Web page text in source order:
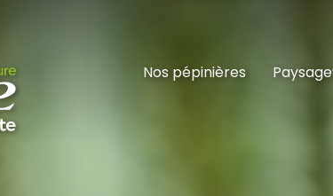
Nos pépinières Paysage